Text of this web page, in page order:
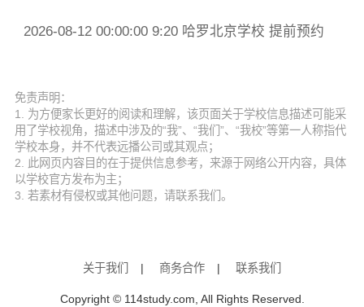
2026-08-12 00:00:00 9:20 哈罗北京学校 提前预约
免责声明：
1. 为方便家长更好的阅读和理解，该页面关于学校信息描述可能采
用了学校视角，描述中涉及的“我”、“我们”、“我校”等第一人称指代
学校本身，并不代表远播公司或其观点；
2. 此网页内容目的在于提供信息参考，来源于网络公开内容，具体
以学校官方发布为主；
3. 若素材有侵权或其他问题，请联系我们。
关于我们 | 商务合作 | 联系我们
Copyright © 114study.com, All Rights Reserved.